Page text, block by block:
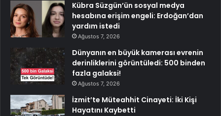
Kübra Süzgün’ün sosyal medya
hesabına erişim engeli: Erdoğan’dan
yardım istedi
Ağustos 7, 2026
Dünyanın en büyük kamerası evrenin
derinliklerini görüntüledi: 500 binden
fazla galaksi!
Ağustos 7, 2026
İzmit’te Müteahhit Cinayeti: İki Kişi
Hayatını Kaybetti